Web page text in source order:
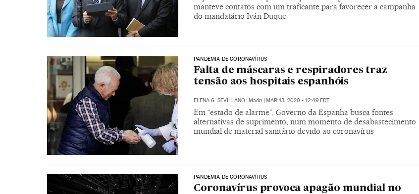
manteve contatos com um traficante para favorecer a campanha
do mandatário Iván Duque
PANDEMIA DE CORONAVÍRUS
Falta de máscaras e respiradores traz
tensão aos hospitais espanhóis
ELENA G. SEVILLANO Madri MAR 13, 2020 - 12:49 EDT
Em “estado de alarme”, Governo da Espanha busca fontes
alternativas de suprimento, num momento de desabastecimento
mundial de material sanitário devido ao coronavírus
PANDEMIA DE CORONAVÍRUS
Coronavírus provoca apagão mundial no